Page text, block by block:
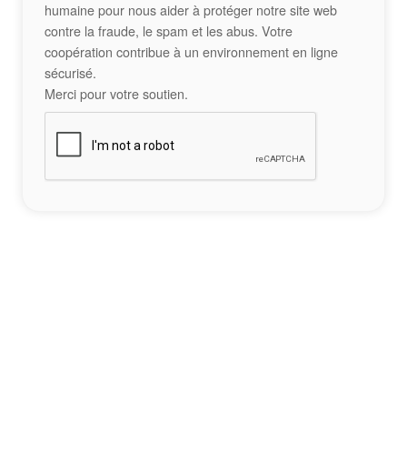
humaine pour nous aider à protéger notre site web
contre la fraude, le spam et les abus. Votre
coopération contribue à un environnement en ligne
sécurisé.
Merci pour votre soutien.